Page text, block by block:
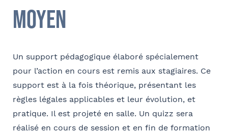
Moyen
Un support pédagogique élaboré spécialement
pour l’action en cours est remis aux stagiaires. Ce
support est à la fois théorique, présentant les
règles légales applicables et leur évolution, et
pratique. Il est projeté en salle. Un quizz sera
réalisé en cours de session et en fin de formation
Fonction
E-mail
Bureau formateur
modifiée en 2004, vous bénéficiez d’un droit d’accès et de
rectification aux informations qui vous concernent, que vous pouvez